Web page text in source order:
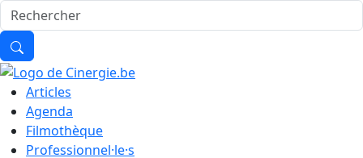
Articles
Agenda
Filmothèque
Professionnel·le·s